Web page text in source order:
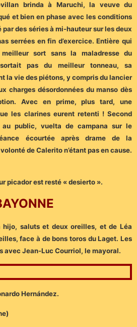
brinda à Maruchi, la veuve du
et bien en phase avec les conditions
des séries à mi-hauteur sur les deux
serrées en fin d’exercice. Entière qui
sort sans la maladresse du
pas du meilleur tonneau, sa
la vie des piétons, y compris du lancier
charges désordonnées du manso dès
Avec en prime, plus tard, une
les clarines eurent retenti ! Second
public, vuelta de campana sur le
écourtée après drame de la
de Calerito n’étant pas en cause.
picador est resté « desierto ».
hijo, saluts et deux oreilles, et de Léa
face à de bons toros du Laget. Les
avec Jean-Luc Courriol, le mayoral.
Hernández.